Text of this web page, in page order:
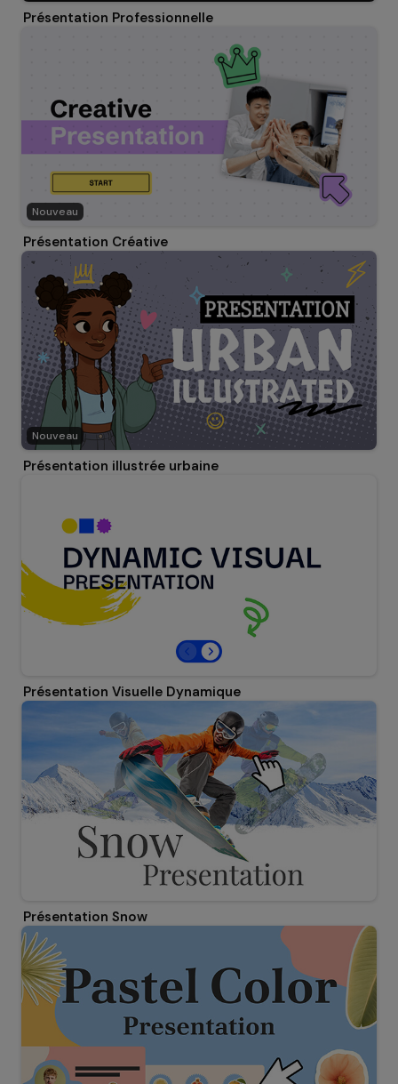
Présentation Professionnelle
Nouveau
Présentation Créative
Nouveau
Présentation illustrée urbaine
Présentation Visuelle Dynamique
Présentation Snow